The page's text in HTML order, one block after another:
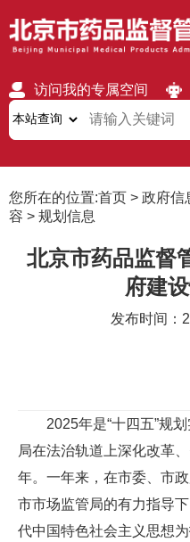
访问我的专属空间
无障碍 繁體
您所在的位置:首页 > 政府信
容 > 规划信息
北京市药品监督
府建
发布时间：
2025年是“十四五”规划
局在法治轨道上深化改革
年。一年来，在市委、市
市市场监管局的有力指导
代中国特色社会主义思想